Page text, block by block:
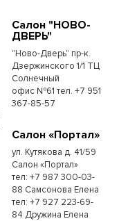
Салон "НОВО-
ДВЕРЬ"
"Ново-Дверь" пр-к.
Дзержинского 1/1 ТЦ
Солнечный
офис №61 тел. +7 951
367-85-57
Салон «Портал»
ул. Кутякова д. 41/59
Салон «Портал»
тел: +7 987 300-03-
88 Самсонова Елена
тел: +7 927 223-69-
84 Дружина Елена